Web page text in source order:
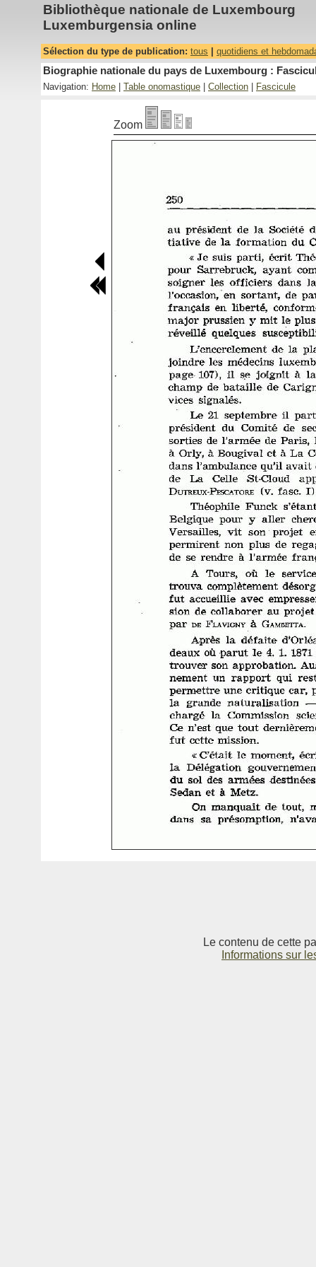
Bibliothèque nationale de Luxembourg
Luxemburgensia online
Sélection du type de publication: tous quotidiens et
Biographie nationale du pays de Luxembourg :
Navigation: Home Table onomastique Collection Fascicule
Zoom
Le contenu de cette
Informations sur